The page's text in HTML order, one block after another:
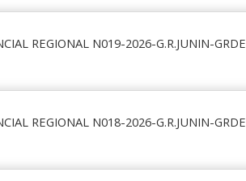
REGIONAL N019-2026-G.R.JUNIN-GRDE
REGIONAL N018-2026-G.R.JUNIN-GRDE